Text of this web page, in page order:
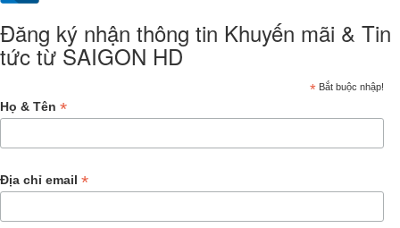
Đăng ký nhận thông tin Khuyến mãi & Tin
tức từ SAIGON HD
* Bắt buộc nhập!
Họ & Tên *
Địa chỉ email *